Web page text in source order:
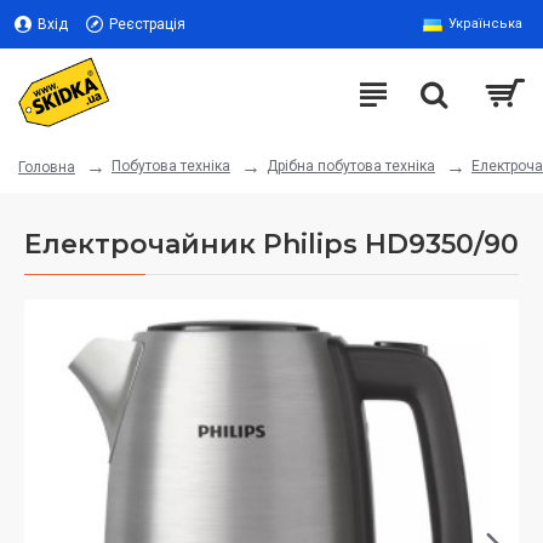
Вхід Реєстрація Українська
Головна Побутова техніка Дрібна побутова техніка
Електрочайник Philips HD9350/90